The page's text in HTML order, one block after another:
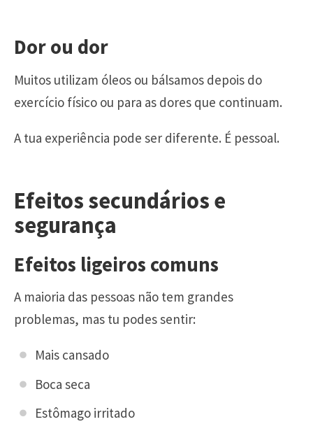
Dor ou dor
Muitos utilizam óleos ou bálsamos depois do
exercício físico ou para as dores que continuam.
A tua experiência pode ser diferente. É pessoal.
Efeitos secundários e
segurança
Efeitos ligeiros comuns
A maioria das pessoas não tem grandes
problemas, mas tu podes sentir:
Mais cansado
Boca seca
Estômago irritado